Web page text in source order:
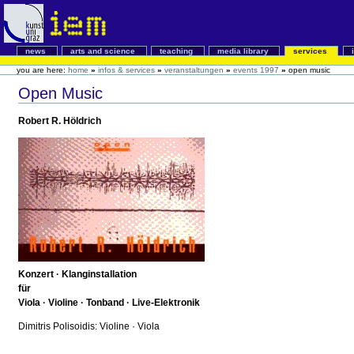
news arts and science teaching media library services
you are here: home » infos & services » veranstaltungen » events 1997 » open music
Open Music
Robert R. Höldrich
Konzert · Klanginstallation
für
Viola · Violine · Tonband · Live-Elektronik
Dimitris Polisoidis: Violine · Viola